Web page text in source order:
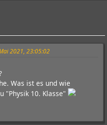
2021, 23:05:02
Was ist es und wie
"Physik 10. Klasse"